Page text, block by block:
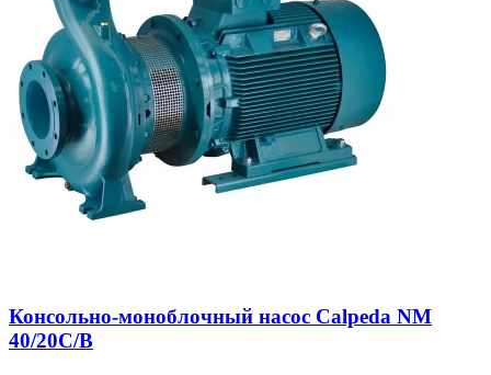
Консольно-моноблочный насос Calpeda NM
40/20C/B